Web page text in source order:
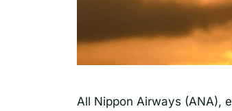
All Nippon Airways (ANA),